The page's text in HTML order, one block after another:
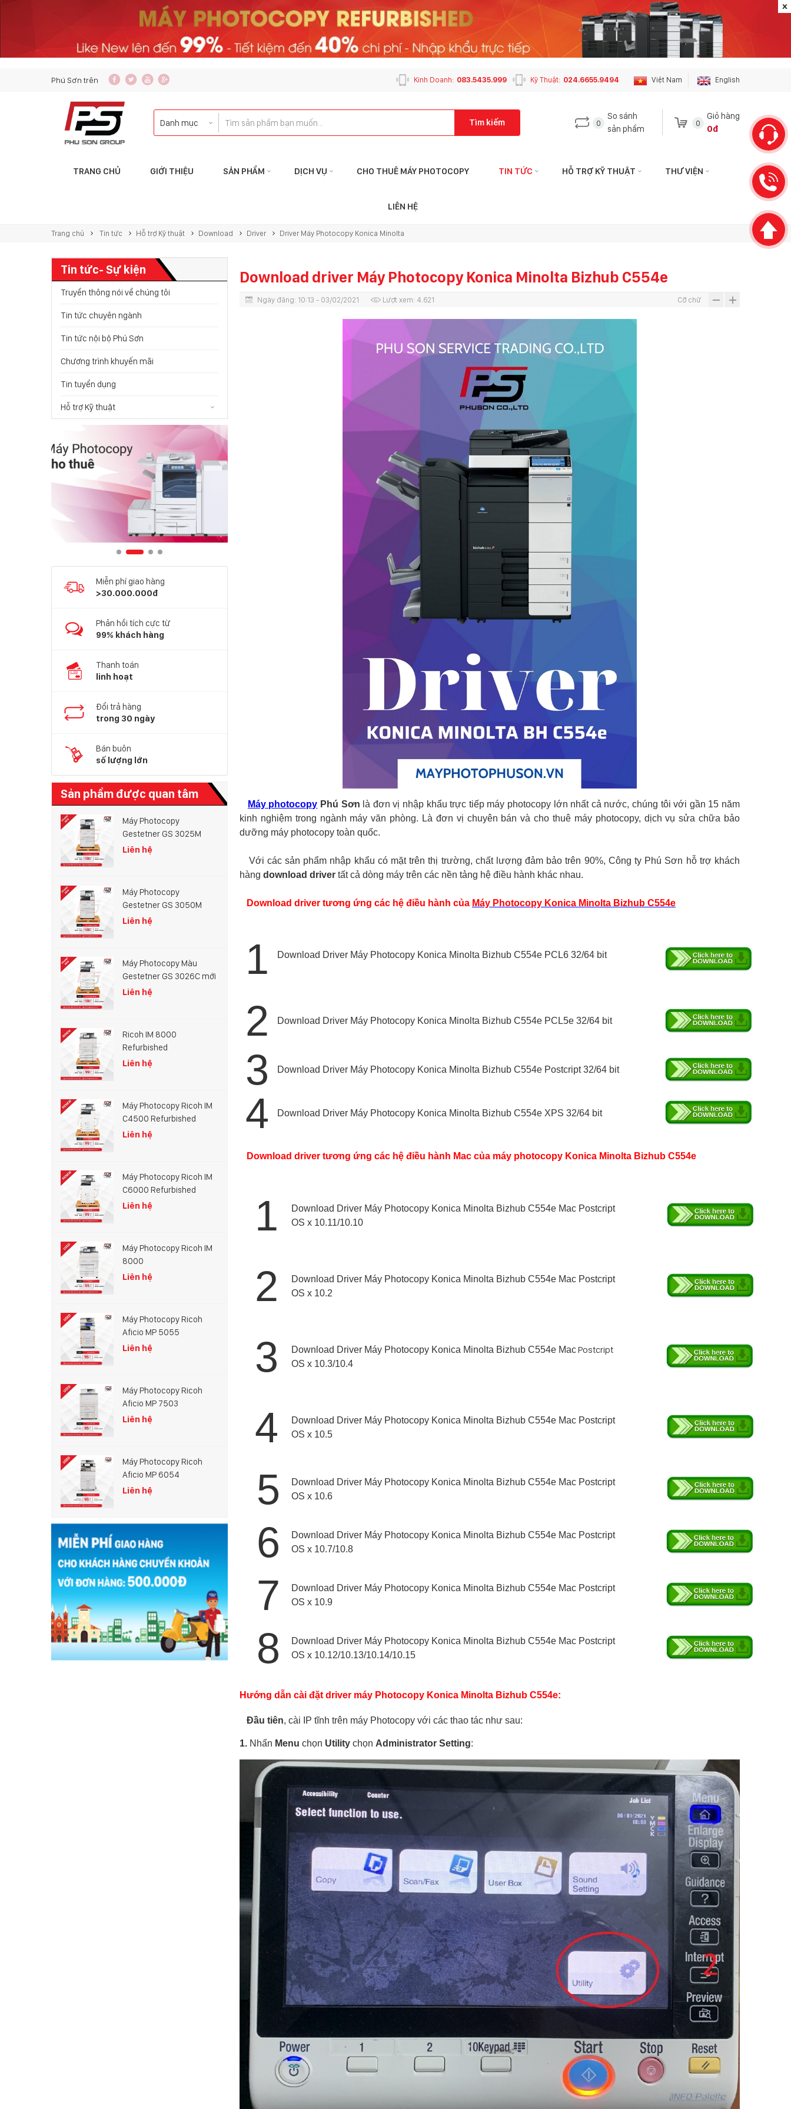
Phú Sơn trên Việt Nam English
Kỹ Thuật: 024.6655.9494
Kinh Doanh: 083.5435.999
Tìm kiếm 0
So sánh
sản phẩm
0
Giỏ hàng
0đ
TRANG CHỦ GIỚI THIỆU SẢN PHẨM DỊCH VỤ CHO THUÊ MÁY PHOTOCOPY TIN TỨC HỖ TRỢ KỸ THUẬT THƯ VIỆN
LIÊN HỆ
Trang chủ Tin tức Hỗ trợ Kỹ thuật Download Driver Driver Máy Photocopy Konica Minolta
Tin tức- Sự kiện
Truyền thông nói về chúng tôi
Tin tức chuyên ngành
Tin tức nội bộ Phú Sơn
Chương trình khuyến mãi
Tin tuyển dụng
Hỗ trợ Kỹ thuật
Miễn phí giao hàng
>30.000.000đ
Phản hồi tích cực từ
99% khách hàng
Thanh toán
linh hoạt
Đổi trả hàng
trong 30 ngày
Bán buôn
số lượng lớn
Sản phẩm được quan tâm
Máy Photocopy
Gestetner GS 3025M
Liên hệ
Máy Photocopy
Gestetner GS 3050M
Liên hệ
Máy Photocopy Màu
Gestetner GS 3026C mới
100%
Liên hệ
Ricoh IM 8000
Refurbished
Liên hệ
Máy Photocopy Ricoh IM
C4500 Refurbished
Liên hệ
Máy Photocopy Ricoh IM
C6000 Refurbished
Liên hệ
Máy Photocopy Ricoh IM
8000
Liên hệ
Máy Photocopy Ricoh
Aficio MP 5055
Liên hệ
Máy Photocopy Ricoh
Aficio MP 7503
Liên hệ
Máy Photocopy Ricoh
Aficio MP 6054
Liên hệ
Download driver Máy Photocopy Konica Minolta Bizhub C554e
Ngày đăng: 10:13 - 03/02/2021 Lượt xem: 4.621 Cỡ chữ
Máy photocopy Phú Sơn là đơn vị nhập khẩu trực tiếp máy photocopy lớn nhất cả nước, chúng tôi với gần 15 năm
kinh nghiệm trong ngành máy văn phòng. Là đơn vị chuyên bán và cho thuê máy photocopy, dịch vụ sửa chữa bảo
dưỡng máy photocopy toàn quốc.
Với các sản phẩm nhập khẩu có mặt trên thị trường, chất lượng đảm bảo trên 90%, Công ty Phú Sơn hỗ trợ khách
hàng download driver tất cả dòng máy trên các nền tảng hệ điều hành khác nhau.
Download driver tương ứng các hệ điều hành của Máy Photocopy Konica Minolta Bizhub C554e
1 Download Driver Máy Photocopy Konica Minolta Bizhub C554e PCL6 32/64 bit
2 Download Driver Máy Photocopy Konica Minolta Bizhub C554e PCL5e 32/64 bit
3 Download Driver Máy Photocopy Konica Minolta Bizhub C554e Postcript 32/64 bit
4 Download Driver Máy Photocopy Konica Minolta Bizhub C554e XPS 32/64 bit
Download driver tương ứng các hệ điều hành Mac của máy photocopy Konica Minolta Bizhub C554e
1
Download Driver Máy Photocopy Konica Minolta Bizhub C554e Mac Postcript
OS x 10.11/10.10
2
Download Driver Máy Photocopy Konica Minolta Bizhub C554e Mac Postcript
OS x 10.2
3 Download Driver Máy Photocopy Konica Minolta Bizhub C554e MacPostcript
OS x 10.3/10.4
4
Download Driver Máy Photocopy Konica Minolta Bizhub C554e Mac Postcript
OS x 10.5
5
Download Driver Máy Photocopy Konica Minolta Bizhub C554e Mac Postcript
OS x 10.6
6
Download Driver Máy Photocopy Konica Minolta Bizhub C554e Mac Postcript
OS x 10.7/10.8
7
Download Driver Máy Photocopy Konica Minolta Bizhub C554e Mac Postcript
OS x 10.9
8
Download Driver Máy Photocopy Konica Minolta Bizhub C554e Mac Postcript
OS x 10.12/10.13/10.14/10.15
Hướng dẫn cài đặt driver máy Photocopy Konica Minolta Bizhub C554e:
Đầu tiên, cài IP tĩnh trên máy Photocopy với các thao tác như sau:
1. Nhấn Menu chọn Utility chọn Administrator Setting:
KINH DOANH
083.5435.999
KẾ TOÁN
hotro.copierphuson@gmail.com